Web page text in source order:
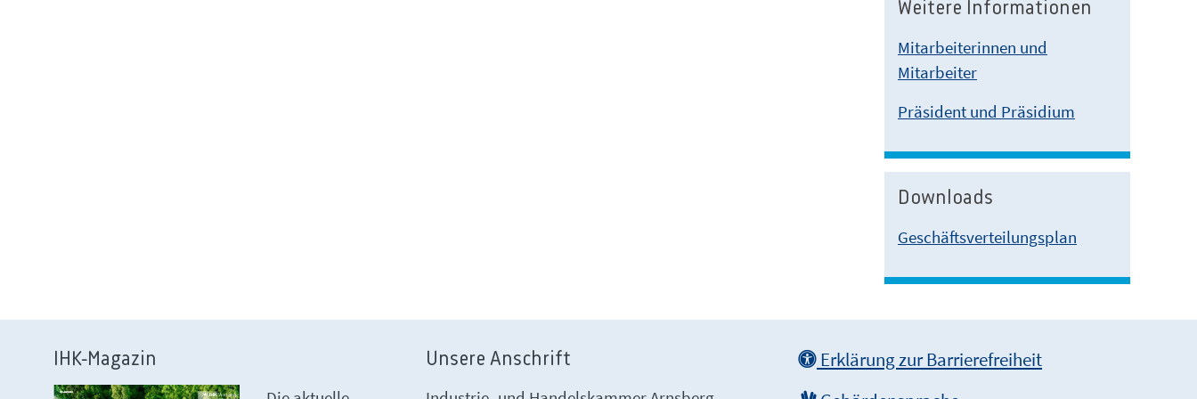
Weitere Informationen
Mitarbeiterinnen und
Mitarbeiter
Präsident und Präsidium
Downloads
Geschäftsverteilungsplan
IHK-Magazin
Unsere Anschrift
Erklärung zur Barrierefreiheit